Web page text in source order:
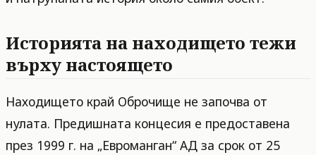
Историята на находището тежи
върху настоящето
Находището край Оброчище не започва от
нулата. Предишната концесия е предоставена
през 1999 г. на „Евроманган“ АД за срок от 25